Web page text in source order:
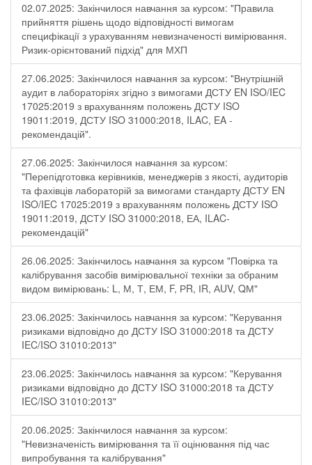
02.07.2025: Закінчилося навчання за курсом: "Правила
прийняття рішень щодо відповідності вимогам
специфікації з урахуванням невизначеності вимірювання.
Ризик-орієнтований підхід" для МХП
27.06.2025: Закінчилося навчання за курсом: "Внутрішній
аудит в лабораторіях згідно з вимогами ДСТУ EN ISO/IEC
17025:2019 з врахуванням положень ДСТУ ISO
19011:2019, ДСТУ ISO 31000:2018, ILAC, EA -
рекомендацій".
27.06.2025: Закінчилося навчання за курсом:
"Перепідготовка керівників, менеджерів з якості, аудиторів
та фахівців лабораторій за вимогами стандарту ДСТУ EN
ISO/IEC 17025:2019 з врахуванням положень ДСТУ ISO
19011:2019, ДСТУ ISO 31000:2018, ЕА, ILAC-
рекомендацій"
26.06.2025: Закінчилось навчання за курсом "Повірка та
калібрування засобів вимірювальної техніки за обраним
видом вимірювань: L, М, Т, ЕМ, F, РR, ІR, АUV, QМ"
23.06.2025: Закінчилось навчання за курсом: "Керування
ризиками відповідно до ДСТУ ISO 31000:2018 та ДСТУ
IEC/ISO 31010:2013"
23.06.2025: Закінчилось навчання за курсом: "Керування
ризиками відповідно до ДСТУ ISO 31000:2018 та ДСТУ
IEC/ISO 31010:2013"
20.06.2025: Закінчилося навчання за курсом:
"Невизначеність вимірювання та її оцінювання під час
випробування та калібрування"